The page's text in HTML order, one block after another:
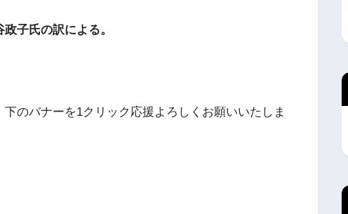
子氏の訳による。
のバナーを1クリック応援よろしくお願いいたしま